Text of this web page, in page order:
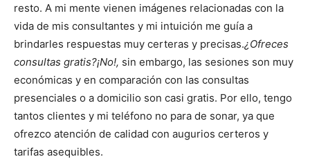
resto. A mi mente vienen imágenes relacionadas con la
vida de mis consultantes y mi intuición me guía a
brindarles respuestas muy certeras y precisas.¿Ofreces
consultas gratis?¡No!, sin embargo, las sesiones son muy
económicas y en comparación con las consultas
presenciales o a domicilio son casi gratis. Por ello, tengo
tantos clientes y mi teléfono no para de sonar, ya que
ofrezco atención de calidad con augurios certeros y
tarifas asequibles.